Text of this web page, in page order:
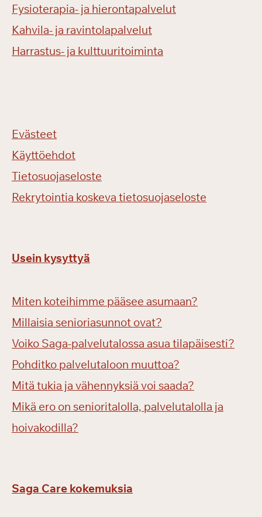
Fysioterapia- ja hierontapalvelut
Kahvila- ja ravintolapalvelut
Harrastus- ja kulttuuritoiminta
Evästeet
Käyttöehdot
Tietosuojaseloste
Rekrytointia koskeva tietosuojaseloste
Usein kysyttyä
Miten koteihimme pääsee asumaan?
Millaisia senioriasunnot ovat?
Voiko Saga-palvelutalossa asua tilapäisesti?
Pohditko palvelutaloon muuttoa?
Mitä tukia ja vähennyksiä voi saada?
Mikä ero on senioritalolla, palvelutalolla ja
hoivakodilla?
Saga Care kokemuksia